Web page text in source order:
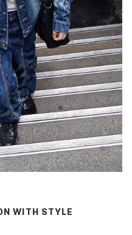
WITH STYLE